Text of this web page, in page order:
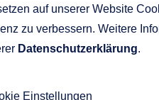
auf unserer Website
zu verbessern. Weitere
Datenschutzerklärung.
Einstellungen